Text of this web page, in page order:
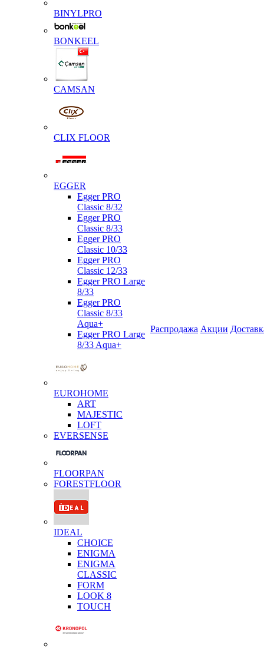
BINYLPRO
BONKEEL
CAMSAN
CLIX FLOOR
EGGER
Egger PRO
Classic 8/32
Egger PRO
Classic 8/33
Egger PRO
Classic 10/33
Egger PRO
Classic 12/33
Egger PRO Large
8/33
Egger PRO
Classic 8/33
Aqua+
Egger PRO Large
8/33 Aqua+
EUROHOME
ART
MAJESTIC
LOFT
EVERSENSE
FLOORPAN
FORESTFLOOR
IDEAL
CHOICE
ENIGMA
ENIGMA
CLASSIC
FORM
LOOK 8
TOUCH
Распродажа Акции